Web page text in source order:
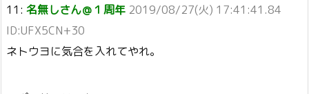
11: 名無しさん＠１周年 2019/08/27(火) 17:41:41.84
ID:UFX5CN+30
ネトウヨに気合を入れてやれ。